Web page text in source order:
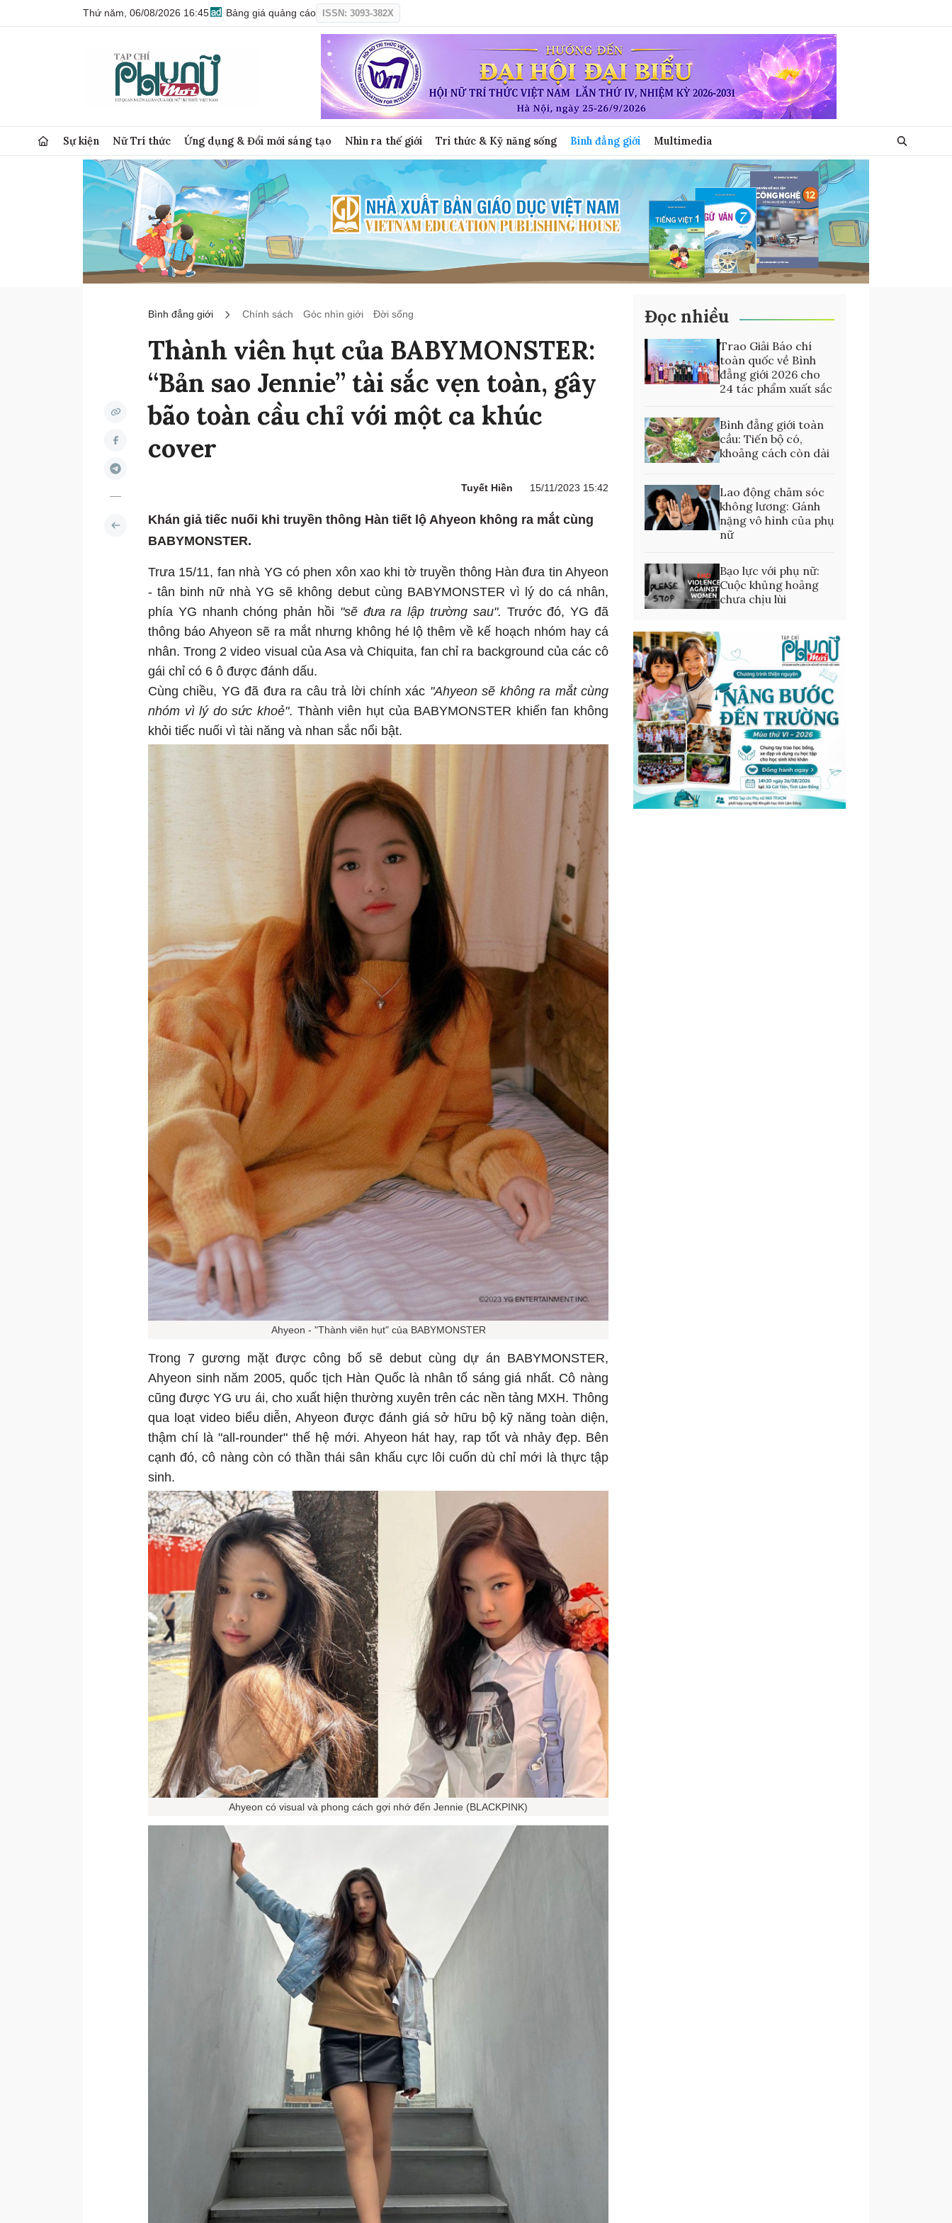
Thứ năm, 06/08/2026 16:45 Bảng giá quảng cáo ISSN: 3093-382X
Sự kiện Nữ Trí thức Ứng dụng & Đổi mới sáng tạo Nhìn ra thế giới Tri thức & Kỹ năng sống Bình đẳng giới Multimedia
Bình đẳng giới Chính sách Góc nhìn giới Đời sống
Thành viên hụt của BABYMONSTER:
“Bản sao Jennie” tài sắc vẹn toàn, gây
bão toàn cầu chỉ với một ca khúc
cover
Tuyết Hiền 15/11/2023 15:42
Khán giả tiếc nuối khi truyền thông Hàn tiết lộ Ahyeon không ra mắt cùng
BABYMONSTER.
Trưa 15/11, fan nhà YG có phen xôn xao khi tờ truyền thông Hàn đưa tin Ahyeon
- tân binh nữ nhà YG sẽ không debut cùng BABYMONSTER vì lý do cá nhân,
phía YG nhanh chóng phản hồi "sẽ đưa ra lập trường sau". Trước đó, YG đã
thông báo Ahyeon sẽ ra mắt nhưng không hé lộ thêm về kế hoạch nhóm hay cá
nhân. Trong 2 video visual của Asa và Chiquita, fan chỉ ra background của các cô
gái chỉ có 6 ô được đánh dấu.
Cùng chiều, YG đã đưa ra câu trả lời chính xác "Ahyeon sẽ không ra mắt cùng
nhóm vì lý do sức khoẻ". Thành viên hụt của BABYMONSTER khiến fan không
khỏi tiếc nuối vì tài năng và nhan sắc nổi bật.
Ahyeon - "Thành viên hụt" của BABYMONSTER
Trong 7 gương mặt được công bố sẽ debut cùng dự án BABYMONSTER,
Ahyeon sinh năm 2005, quốc tịch Hàn Quốc là nhân tố sáng giá nhất. Cô nàng
cũng được YG ưu ái, cho xuất hiện thường xuyên trên các nền tảng MXH. Thông
qua loạt video biểu diễn, Ahyeon được đánh giá sở hữu bộ kỹ năng toàn diện,
thậm chí là "all-rounder" thế hệ mới. Ahyeon hát hay, rap tốt và nhảy đẹp. Bên
cạnh đó, cô nàng còn có thần thái sân khấu cực lôi cuốn dù chỉ mới là thực tập
sinh.
Ahyeon có visual và phong cách gợi nhớ đến Jennie (BLACKPINK)
Đọc nhiều
Trao Giải Báo chí
toàn quốc về Bình
đẳng giới 2026 cho
24 tác phẩm xuất sắc
Bình đẳng giới toàn
cầu: Tiến bộ có,
khoảng cách còn dài
Lao động chăm sóc
không lương: Gánh
nặng vô hình của phụ
nữ
Bạo lực với phụ nữ:
Cuộc khủng hoảng
chưa chịu lùi